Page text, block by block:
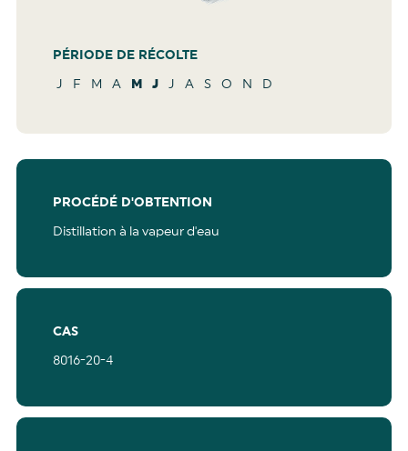
PÉRIODE DE RÉCOLTE
J F M A M J J A S O N D
PROCÉDÉ D'OBTENTION
Distillation à la vapeur d'eau
CAS
8016-20-4